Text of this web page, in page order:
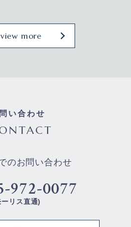
view more
い合わせ
のお問い合わせ
972-0077
リス直通)